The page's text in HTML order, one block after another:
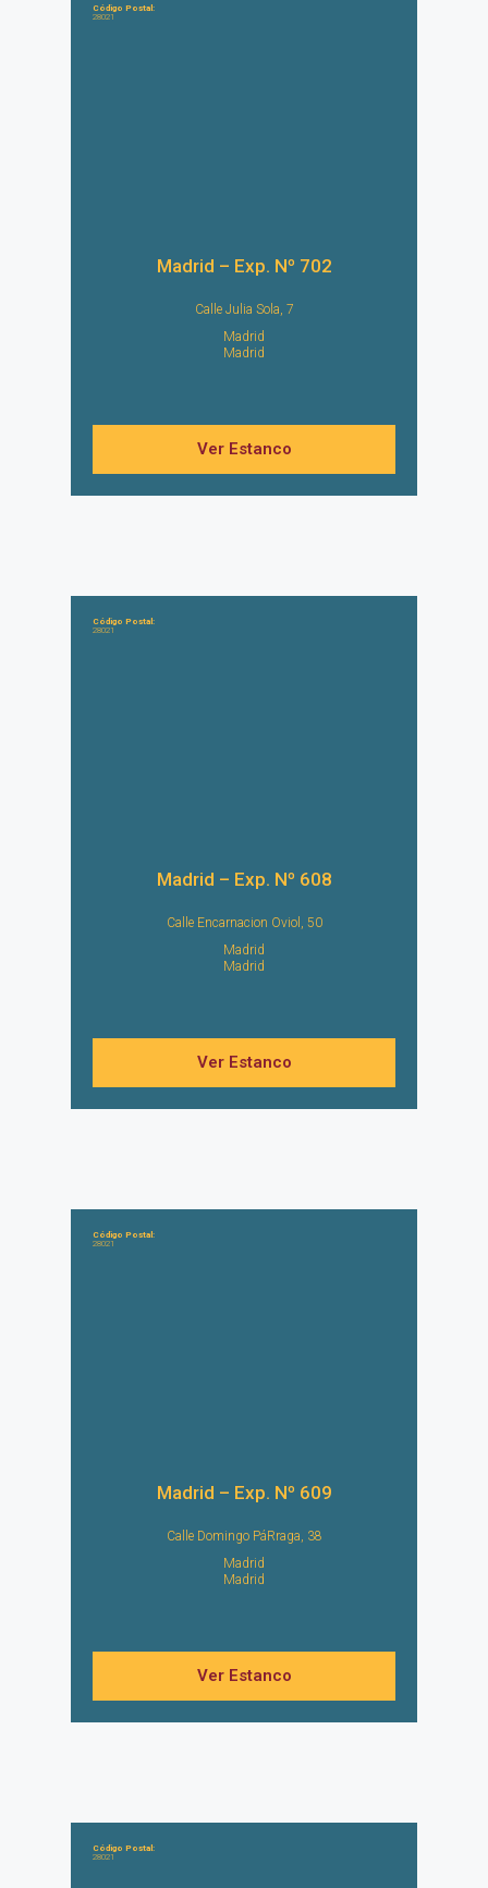
Código Postal:
28021
Madrid – Exp. Nº 702
Calle Julia Sola, 7
Madrid
Madrid
Ver Estanco
Código Postal:
28021
Madrid – Exp. Nº 608
Calle Encarnacion Oviol, 50
Madrid
Madrid
Ver Estanco
Código Postal:
28021
Madrid – Exp. Nº 609
Calle Domingo PáRraga, 38
Madrid
Madrid
Ver Estanco
Código Postal:
28021